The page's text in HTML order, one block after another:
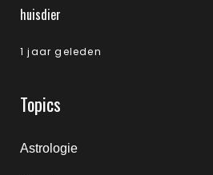
huisdier
1 jaar geleden
Topics
Astrologie